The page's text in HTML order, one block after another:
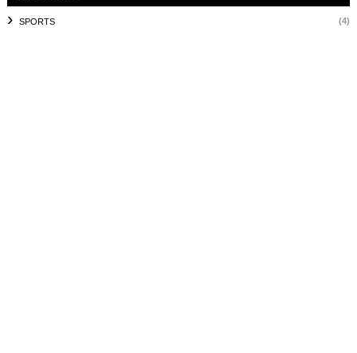
SPORTS (4)